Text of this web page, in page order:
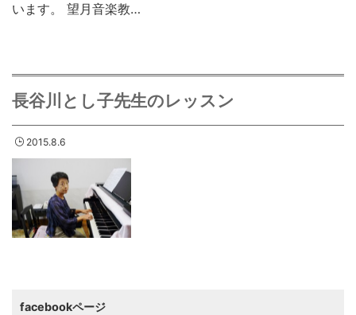
います。 望月音楽教…
長谷川とし子先生のレッスン
2015.8.6
facebookページ